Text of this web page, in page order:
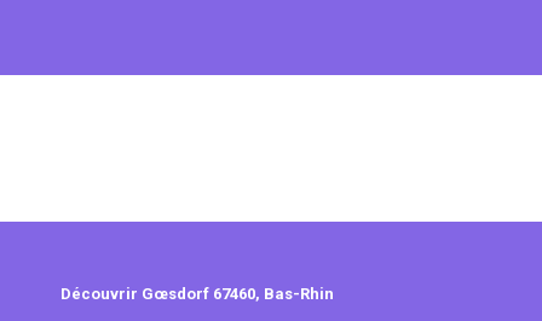
Découvrir Gœsdorf 67460, Bas-Rhin